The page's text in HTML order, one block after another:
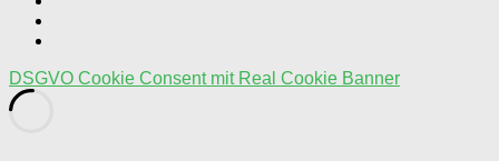
DSGVO Cookie Consent mit Real Cookie Banner